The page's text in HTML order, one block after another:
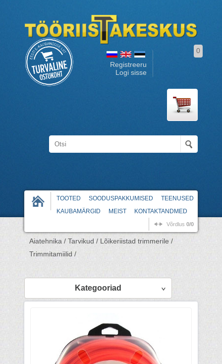
Registreeru
Logi sisse
0
TOOTED SOODUSPAKKUMISED
TEENUSED
KAUBAMÄRGID
MEIST KONTAKTANDMED
Võrdlus 0/0
Aiatehnika / Tarvikud / Lõikeriistad trimmerile /
Trimmitamiilid /
Kategooriad